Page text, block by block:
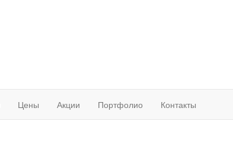
Цены Акции Портфолио Контакты